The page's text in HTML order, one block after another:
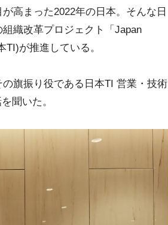
高まった2022年の日本。そんな日
織改革プロジェクト「Japan
が推進している。
旗振り役である日本TI 営業・技術
聞いた。